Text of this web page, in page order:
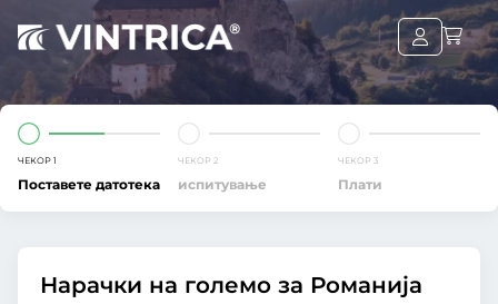
ЧЕКОР 1
Поставете датотека
ЧЕКОР 2
испитување
ЧЕКОР 3
Плати
Нарачки на големо за Романија